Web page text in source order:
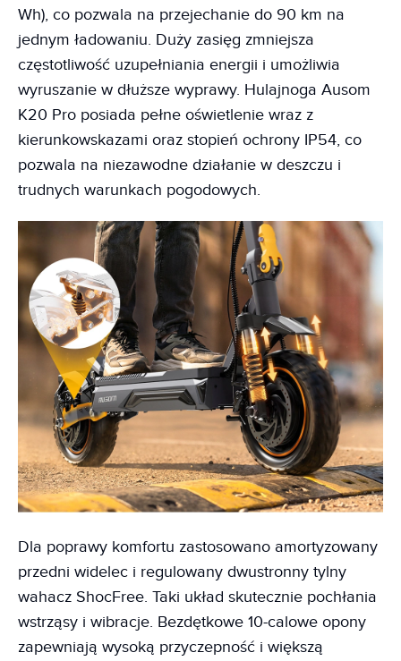
Wh), co pozwala na przejechanie do 90 km na
jednym ładowaniu. Duży zasięg zmniejsza
częstotliwość uzupełniania energii i umożliwia
wyruszanie w dłuższe wyprawy. Hulajnoga Ausom
K20 Pro posiada pełne oświetlenie wraz z
kierunkowskazami oraz stopień ochrony IP54, co
pozwala na niezawodne działanie w deszczu i
trudnych warunkach pogodowych.
Dla poprawy komfortu zastosowano amortyzowany
przedni widelec i regulowany dwustronny tylny
wahacz ShocFree. Taki układ skutecznie pochłania
wstrząsy i wibracje. Bezdętkowe 10-calowe opony
zapewniają wysoką przyczepność i większą